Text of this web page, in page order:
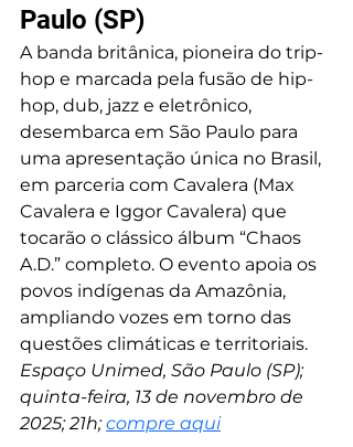
Paulo (SP)
A banda britânica, pioneira do trip-
hop e marcada pela fusão de hip-
hop, dub, jazz e eletrônico,
desembarca em São Paulo para
uma apresentação única no Brasil,
em parceria com Cavalera (Max
Cavalera e Iggor Cavalera) que
tocarão o clássico álbum “Chaos
A.D.” completo. O evento apoia os
povos indígenas da Amazônia,
ampliando vozes em torno das
questões climáticas e territoriais.
Espaço Unimed, São Paulo (SP);
quinta-feira, 13 de novembro de
2025; 21h; compre aqui